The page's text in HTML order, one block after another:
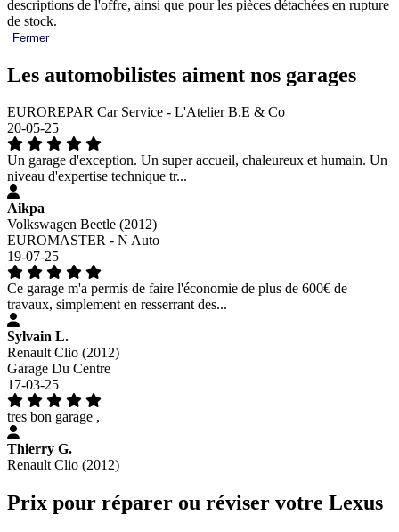
descriptions de l'offre, ainsi que pour les pièces détachées en rupture
de stock.
Fermer
Les automobilistes aiment nos garages
EUROREPAR Car Service - L'Atelier B.E & Co
20-05-25
Un garage d'exception. Un super accueil, chaleureux et humain. Un
niveau d'expertise technique tr...
Aikpa
Volkswagen Beetle (2012)
EUROMASTER - N Auto
19-07-25
Ce garage m'a permis de faire l'économie de plus de 600€ de
travaux, simplement en resserrant des...
Sylvain L.
Renault Clio (2012)
Garage Du Centre
17-03-25
tres bon garage ,
Thierry G.
Renault Clio (2012)
Prix pour réparer ou réviser votre Lexus